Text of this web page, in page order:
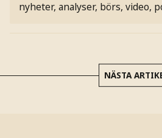
nyheter, analyser, börs, video,
NÄSTA